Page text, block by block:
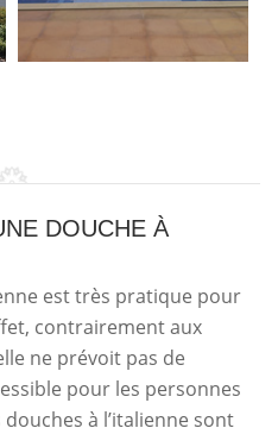
DOUCHE À
est très pratique pour
contrairement aux
ne prévoit pas de
pour les personnes
à l’italienne sont